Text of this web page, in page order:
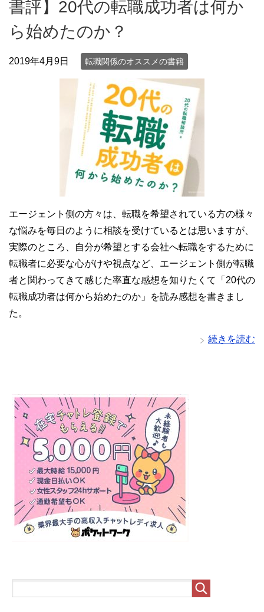
書評】20代の転職成功者は何か
ら始めたのか？
2019年4月9日 転職関係のオススメの書籍
エージェント側の方々は、転職を希望されている方の様々
な悩みを毎日のように相談を受けているとは思いますが、
実際のところ、自分が希望とする会社へ転職をするために
転職者に必要な心がけや視点など、エージェント側が転職
者と関わってきて感じた率直な感想を知りたくて「20代の
転職成功者は何から始めたのか」を読み感想を書きまし
た。
続きを読む